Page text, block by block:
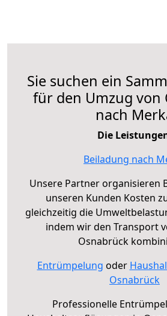
Sie suchen ein
für den Umzug von
nach
Die
Beiladung nach
Unsere Partner organisieren
unseren Kunden Kosten
gleichzeitig die
indem wir den Transport
Osnabrück
Entrümpelung oder
Osnabrück
Professionelle